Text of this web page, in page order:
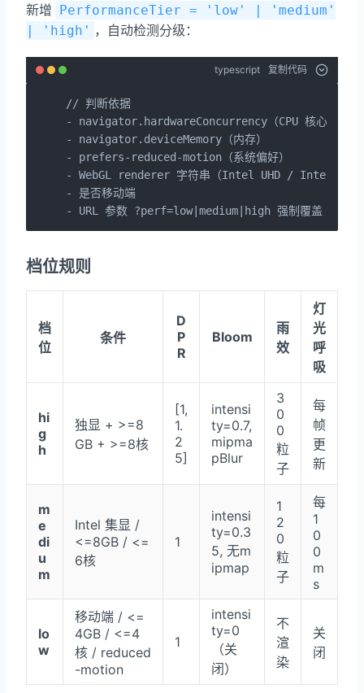
新增
PerformanceTier = 'low' | 'medium'
| 'high' ，自动检测分级：
typescript 复制代码
// 判断依据
- navigator.hardwareConcurrency（CPU 核心数）
- navigator.deviceMemory（内存）
- prefers-reduced-motion（系统偏好）
- WebGL renderer 字符串（Intel UHD / Intel HD）
- 是否移动端
- URL 参数 ?perf=low|medium|high 强制覆盖
档位规则
档
位
条件
D
P
R
Bloom
雨
效
灯
光
呼
吸
hi
g
h
独显 + >=8
GB + >=8核
[1,
1.
2
5]
intensi
ty=0.7,
mipma
pBlur
3
0
0
粒
子
每
帧
更
新
m
e
di
u
m
Intel 集显 /
<=8GB / <=
6核
1
intensi
ty=0.3
5, 无m
ipmap
1
2
0
粒
子
每
1
0
0
m
s
lo
w
移动端 / <=
4GB / <=4
核 / reduced
-motion
1
intensi
ty=0
（关
闭）
不
渲
染
关
闭